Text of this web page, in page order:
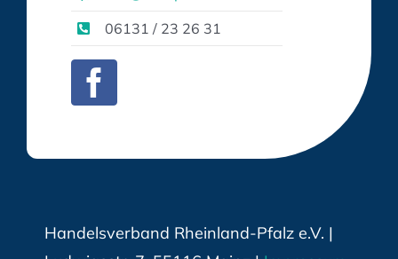
06131 / 23 26 31
Handelsverband Rheinland-Pfalz e.V. |